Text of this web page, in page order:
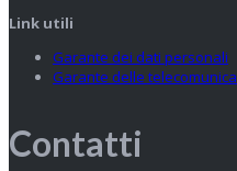
Link utili
Garante dei dati personali
Garante delle
Contatti